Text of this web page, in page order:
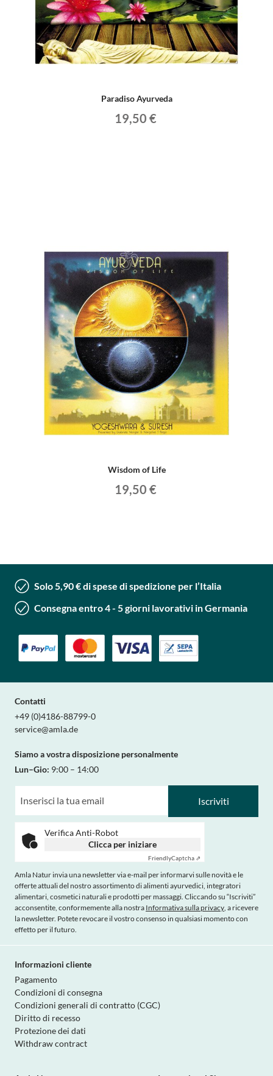
Paradiso Ayurveda
19,50 €
Wisdom of Life
19,50 €
Solo 5,90 € di spese di spedizione per l’Italia
Consegna entro 4 - 5 giorni lavorativi in Germania
Contatti
+49 (0)4186-88799-0
service@amla.de
Siamo a vostra disposizione personalmente
Lun–Gio: 9:00 – 14:00
Iscriviti
Verifica Anti-Robot
Clicca per iniziare
FriendlyCaptcha ⇗
Amla Natur invia una newsletter via e-mail per informarvi sulle novità e le
offerte attuali del nostro assortimento di alimenti ayurvedici, integratori
alimentari, cosmetici naturali e prodotti per massaggi. Cliccando su “Iscriviti”
acconsentite, conformemente alla nostra Informativa sulla privacy, a ricevere
la newsletter. Potete revocare il vostro consenso in qualsiasi momento con
effetto per il futuro.
Informazioni cliente
Pagamento
Condizioni di consegna
Condizioni generali di contratto (CGC)
Diritto di recesso
Protezione dei dati
Withdraw contract